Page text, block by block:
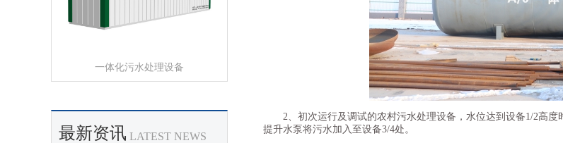
一体化污水处理设备
最新资讯 LATEST NEWS
2、初次运行及调试的农村污水处理设备，水位达到设备1/2高
提升水泵将污水加入至设备3/4处。